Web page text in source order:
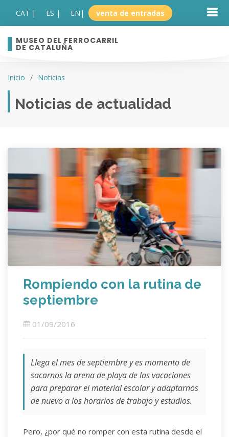
CAT | ES | EN | venta de entradas
MUSEO DEL FERROCARRIL
DE CATALUÑA
Inicio Noticias
Noticias de actualidad
Rompiendo con la rutina de
septiembre
01/09/2016
Llega el mes de septiembre y es momento de
sacarnos la arena de playa de las vacaciones
para preparar el material escolar y adaptarnos
de nuevo a los horarios de trabajo y estudios.
Pero, ¿por qué no romper con esta rutina desde el